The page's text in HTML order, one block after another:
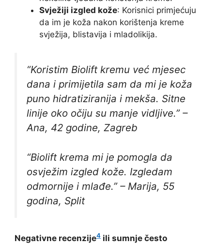
Svježiji izgled kože: Korisnici primjećuju
da im je koža nakon korištenja kreme
svježija, blistavija i mladolikija.
“Koristim Biolift kremu već mjesec
dana i primijetila sam da mi je koža
puno hidratiziranija i mekša. Sitne
linije oko očiju su manje vidljive.” –
Ana, 42 godine, Zagreb
“Biolift krema mi je pomogla da
osvježim izgled kože. Izgledam
odmornije i mlađe.” – Marija, 55
godina, Split
Negativne recenzije4 ili sumnje često